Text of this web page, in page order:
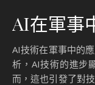
AI在軍事
AI技術在軍事中的
析，AI技術的進步
而，這也引發了對